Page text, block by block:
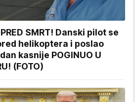
SMRT! Danski pilot se
helikoptera i poslao
kasnije POGINUO U
(FOTO)